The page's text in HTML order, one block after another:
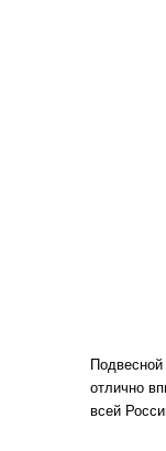
отлично
всей